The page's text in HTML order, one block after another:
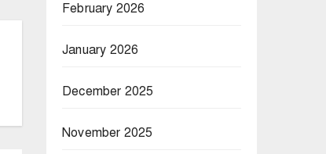
February 2026
January 2026
December 2025
November 2025